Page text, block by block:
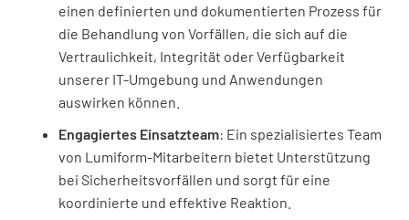
einen definierten und dokumentierten Prozess für
die Behandlung von Vorfällen, die sich auf die
Vertraulichkeit, Integrität oder Verfügbarkeit
unserer IT-Umgebung und Anwendungen
auswirken können.
Engagiertes Einsatzteam: Ein spezialisiertes Team
von Lumiform-Mitarbeitern bietet Unterstützung
bei Sicherheitsvorfällen und sorgt für eine
koordinierte und effektive Reaktion.